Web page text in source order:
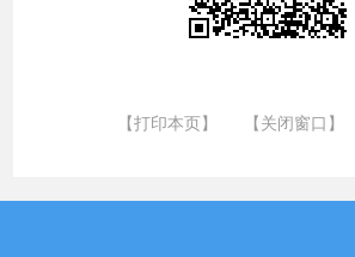
【打印本页】 【关闭窗口】